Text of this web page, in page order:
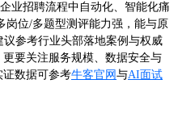
业招聘流程中自动化、智能化痛
岗位/多题型测评能力强，能与原
参考行业头部落地案例与权威
要关注服务规模、数据安全与
数据可参考牛客官网 与AI面试